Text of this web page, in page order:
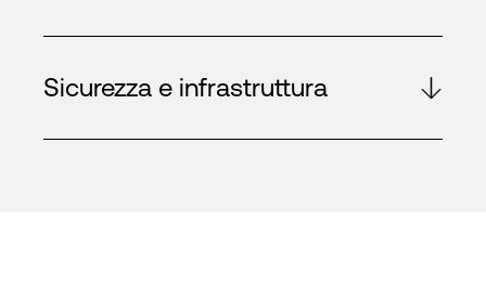
Sicurezza e infrastruttura